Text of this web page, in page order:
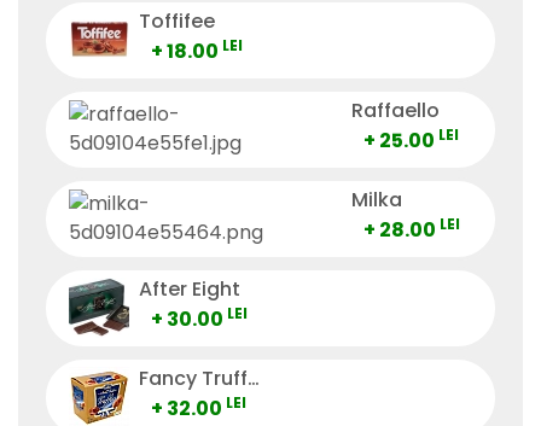
Toffifee
+ 18.00 LEI
Raffaello
+ 25.00 LEI
Milka
+ 28.00 LEI
After Eight
+ 30.00 LEI
Fancy Truffes
+ 32.00 LEI